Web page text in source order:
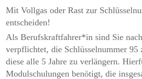
Mit Vollgas oder Rast zur
entscheiden!
Als Berufskraftfahrer*in sind Sie
verpflichtet, die Schlüsselnummer 95
diese alle 5 Jahre zu verlängern.
Modulschulungen benötigt, die